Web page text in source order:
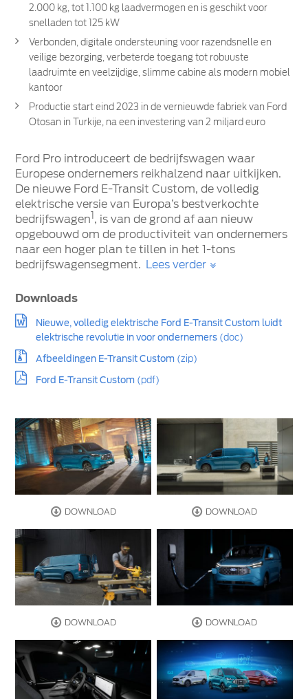
2.000 kg, tot 1.100 kg laadvermogen en is geschikt voor
snelladen tot 125 kW
Verbonden, digitale ondersteuning voor razendsnelle en
veilige bezorging, verbeterde toegang tot robuuste
laadruimte en veelzijdige, slimme cabine als modern mobiel
kantoor
Productie start eind 2023 in de vernieuwde fabriek van Ford
Otosan in Turkije, na een investering van 2 miljard euro
Ford Pro introduceert de bedrijfswagen waar
Europese ondernemers reikhalzend naar uitkijken.
De nieuwe Ford E-Transit Custom, de volledig
elektrische versie van Europa’s bestverkochte
bedrijfswagen1, is van de grond af aan nieuw
opgebouwd om de productiviteit van ondernemers
naar een hoger plan te tillen in het 1-tons
bedrijfswagensegment. Lees verder
Downloads
Nieuwe, volledig elektrische Ford E-Transit Custom luidt
elektrische revolutie in voor ondernemers (doc)
Afbeeldingen E-Transit Custom (zip)
Ford E-Transit Custom (pdf)
DOWNLOAD DOWNLOAD
DOWNLOAD DOWNLOAD